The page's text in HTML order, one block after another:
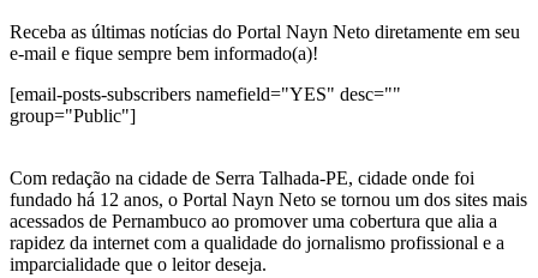
Receba as últimas notícias do Portal Nayn Neto diretamente em seu
e-mail e fique sempre bem informado(a)!
[email-posts-subscribers namefield="YES" desc=""
group="Public"]
Com redação na cidade de Serra Talhada-PE, cidade onde foi
fundado há 12 anos, o Portal Nayn Neto se tornou um dos sites mais
acessados de Pernambuco ao promover uma cobertura que alia a
rapidez da internet com a qualidade do jornalismo profissional e a
imparcialidade que o leitor deseja.